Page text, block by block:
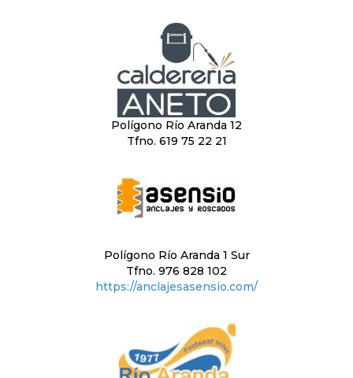
Polígono Río Aranda 12
Tfno. 619 75 22 21
Polígono Río Aranda 1 Sur
Tfno. 976 828 102
https://anclajesasensio.com/